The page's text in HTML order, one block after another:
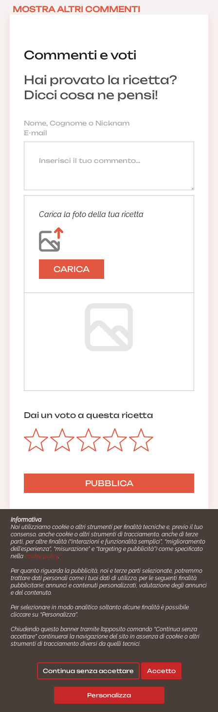
Commenti e voti
Hai provato la ricetta?
Dicci cosa ne pensi!
Carica la foto della tua ricetta
CARICA
Dai un voto a questa ricetta
MOSTRA ALTRI COMMENTI
Cucinare.it è un marchio commerciale di Impiego24.it s.r.l.
copyright 2014 - 2024 P.IVA: 03406490130
Azienda certiﬁcata ISO 27001 numero: SNR 73140386/89/I
- Azienda certiﬁcata ISO 9001 numero: SNR
Gestione consensi e categorie merceologiche marketing
Seguici su:
Termini e Condizioni
Informativa
Noi utilizziamo cookie o altri strumenti per finalità tecniche e, previo il tuo
consenso, anche cookie o altri strumenti di tracciamento, anche di terze
parti, per altre finalità (“interazioni e funzionalità semplici”, “miglioramento
dell'esperienza”, “misurazione” e “targeting e pubblicità”) come specificato
nellacookie policy.
Per quanto riguarda la pubblicità, noi e terze parti selezionate, potremmo
trattare dati personali come i tuoi dati di utilizzo, per le seguenti finalità
pubblicitarie: annunci e contenuti personalizzati, valutazione degli annunci
e del contenuto.
Per selezionare in modo analitico soltanto alcune finalità è possibile
cliccare su “Personalizza”.
Chiudendo questo banner tramite l’apposito comando “Continua senza
accettare” continuerai la navigazione del sito in assenza di cookie o altri
strumenti di tracciamento diversi da quelli tecnici.
Personalizza
Continua senza accettare Accetto